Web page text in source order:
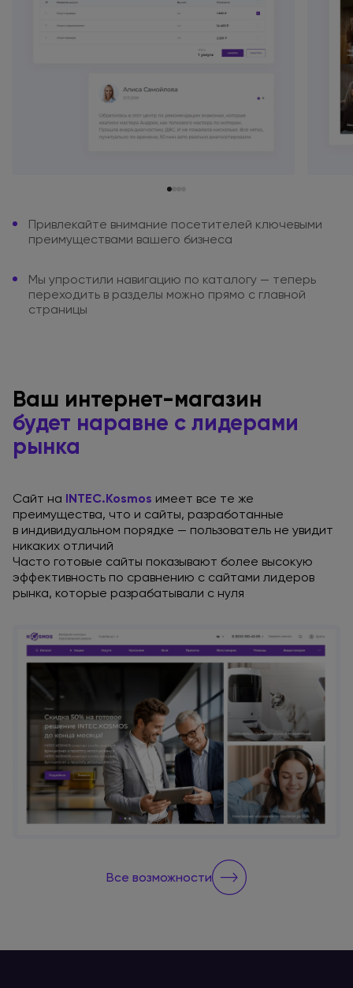
Привлекайте внимание посетителей ключевыми
преимуществами вашего бизнеса
Мы упростили навигацию по каталогу — теперь
переходить в разделы можно прямо с главной
страницы
Ваш интернет-магазин
будет наравне с лидерами
рынка
Сайт на INTEC.Kosmos имеет все те же
преимущества, что и сайты, разработанные
в индивидуальном порядке — пользователь не увидит
никаких отличий
Часто готовые сайты показывают более высокую
эффективность по сравнению с сайтами лидеров
рынка, которые разрабатывали с нуля
Все возможности